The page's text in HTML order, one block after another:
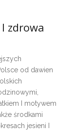
zdrowa
od dawien
I motywem
środkami
jesieni I